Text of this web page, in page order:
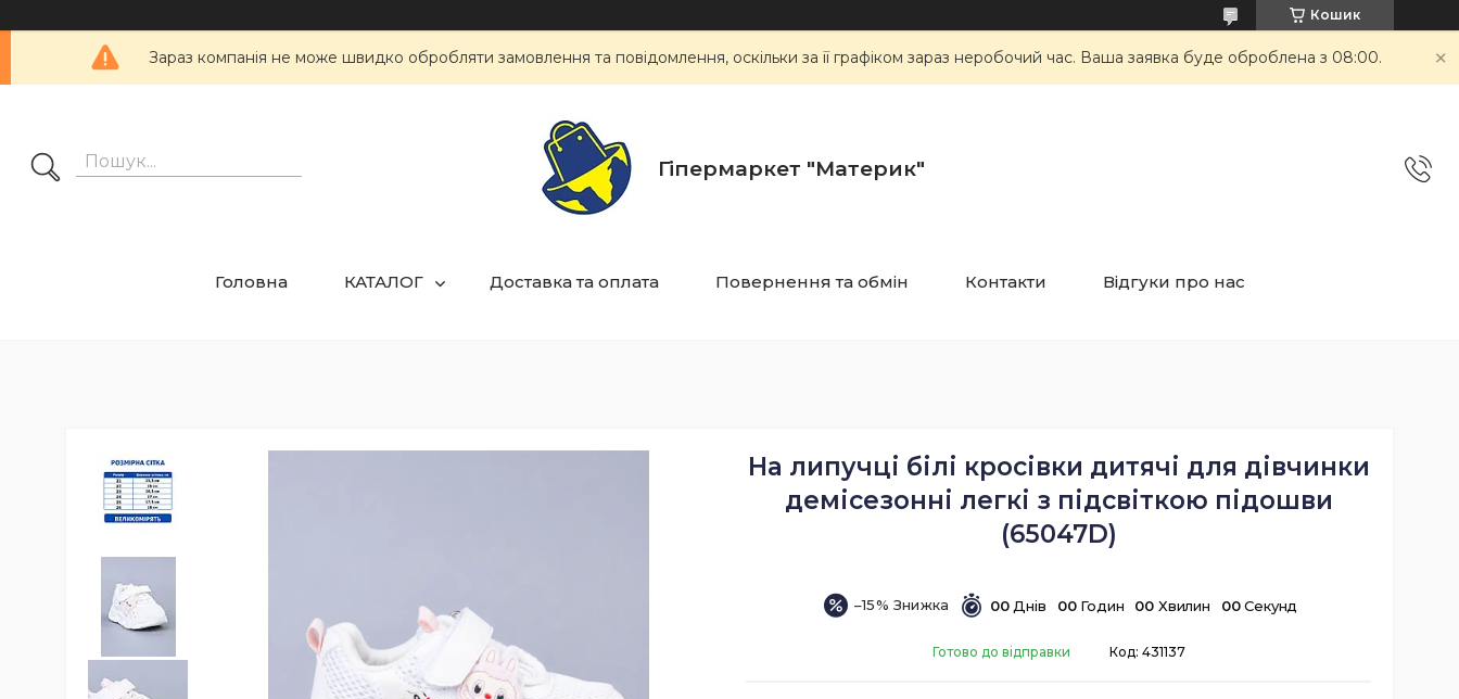
Кошик
Зараз компанія не може швидко обробляти замовлення та повідомлення, оскільки за її графіком зараз неробочий час. Ваша заявка буде оброблена з 08:00.
Гіпермаркет "Материк"
Головна КАТАЛОГ Доставка та оплата Повернення та обмін Контакти Відгуки про нас
На липучці білі кросівки дитячі для дівчинки
демісезонні легкі з підсвіткою підошви
(65047D)
–15% 00 Днів 00 Годин 00 Хвилин 00 Секунд
Готово до відправки Код: 431137